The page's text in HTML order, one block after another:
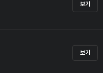
보기
보기